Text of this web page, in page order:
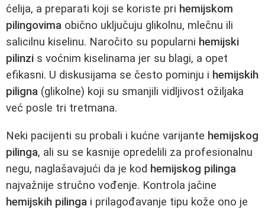
ćelija, a preparati koji se koriste pri hemijskom
pilingovima obično uključuju glikolnu, mlečnu ili
salicilnu kiselinu. Naročito su popularni hemijski
pilinzi s voćnim kiselinama jer su blagi, a opet
efikasni. U diskusijama se često pominju i hemijskih
piligna (glikolne) koji su smanjili vidljivost ožiljaka
već posle tri tretmana.
Neki pacijenti su probali i kućne varijante hemijskog
pilinga, ali su se kasnije opredelili za profesionalnu
negu, naglašavajući da je kod hemijskog pilinga
najvažnije stručno vođenje. Kontrola jačine
hemijskih pilinga i prilagođavanje tipu kože ono je